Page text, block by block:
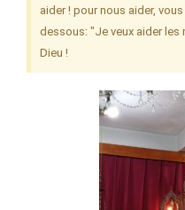
aider ! pour nous aider,
dessous: "Je veux aider les
Dieu !